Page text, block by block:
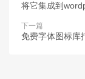
将它集成到
下一篇
免费字体图标库